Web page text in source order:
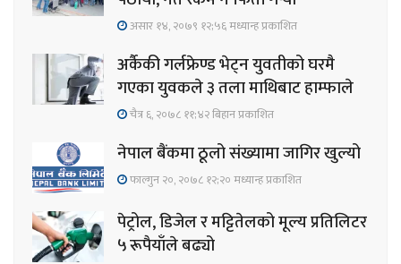
असार १४, २०७९ १२;५६ मध्यान्ह प्रकाशित
अर्कैकी गर्लफ्रेण्ड भेट्न युवतीको घरमै
गएका युवकले ३ तला माथिबाट हाम्फाले
चैत्र ६, २०७८ ११;४२ बिहान प्रकाशित
नेपाल बैंकमा ठूलो संख्यामा जागिर खुल्यो
फाल्गुन २०, २०७८ १२;२० मध्यान्ह प्रकाशित
पेट्रोल, डिजेल र मट्टितेलको मूल्य प्रतिलिटर
५ रूपैयाँले बढ्यो